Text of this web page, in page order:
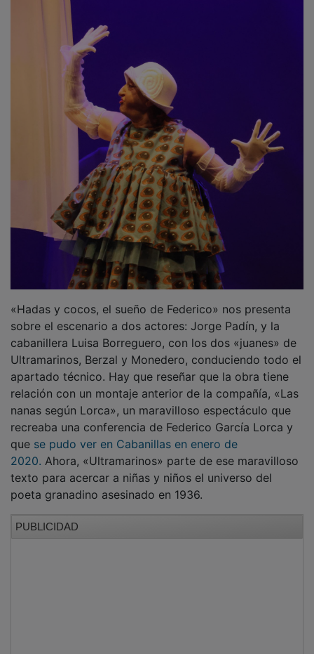
sobre el escenario a dos actores: Jorge Padín, y la
cabanillera Luisa Borreguero, con los dos «juanes» de
Ultramarinos, Berzal y Monedero, conduciendo todo el
apartado técnico. Hay que reseñar que la obra tiene
relación con un montaje anterior de la compañía, «Las
nanas según Lorca», un maravilloso espectáculo que
recreaba una conferencia de Federico García Lorca y
quese pudo ver en Cabanillas en enero de
2020. Ahora, «Ultramarinos» parte de ese maravilloso
texto para acercar a niñas y niños el universo del
poeta granadino asesinado en 1936.